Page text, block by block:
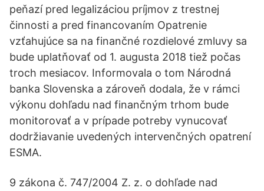
peňazí pred legalizáciou príjmov z trestnej
činnosti a pred financovaním Opatrenie
vzťahujúce sa na finančné rozdielové zmluvy sa
bude uplatňovať od 1. augusta 2018 tiež počas
troch mesiacov. Informovala o tom Národná
banka Slovenska a zároveň dodala, že v rámci
výkonu dohľadu nad finančným trhom bude
monitorovať a v prípade potreby vynucovať
dodržiavanie uvedených intervenčných opatrení
ESMA.
9 zákona č. 747/2004 Z. z. o dohľade nad